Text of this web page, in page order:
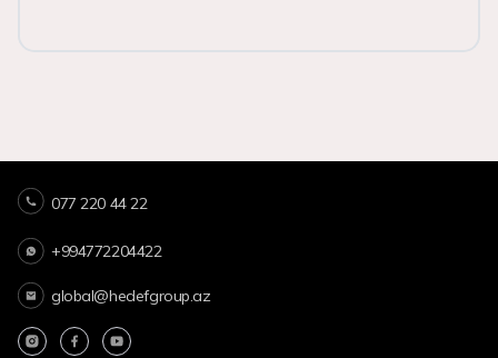
077 220 44 22
+994772204422
global@hedefgroup.az